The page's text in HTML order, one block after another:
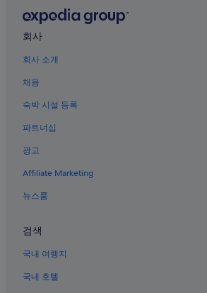
이누시마카가미우라초의 로지
오쿠노시마 섬의 수영장이 있는 호텔
시게이 호텔
오쿠노시마 섬 호텔
미하라 스나미 역 근처 호텔
텐네이지 근처 호텔
회사
회사 소개
채용
숙박 시설 등록
파트너십
광고
Affiliate Marketing
뉴스룸
검색
국내 여행지
국내 호텔